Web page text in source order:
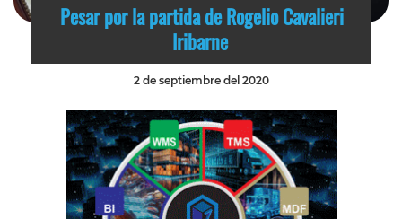
Pesar por la partida de Rogelio Cavalieri
Iribarne
2 de septiembre del 2020